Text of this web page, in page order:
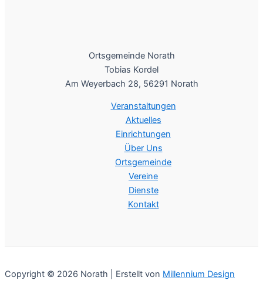
Ortsgemeinde Norath
Tobias Kordel
Am Weyerbach 28, 56291 Norath
Veranstaltungen
Aktuelles
Einrichtungen
Über Uns
Ortsgemeinde
Vereine
Dienste
Kontakt
Copyright © 2026 Norath | Erstellt von Millennium Design